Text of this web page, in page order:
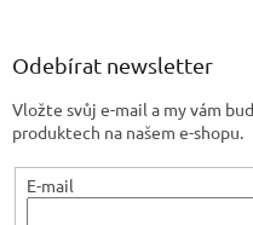
Odebírat newsletter
Vložte svůj e-mail a my vám
produktech na našem e-shopu.
E-mail